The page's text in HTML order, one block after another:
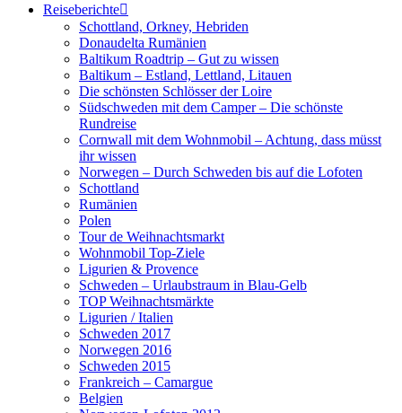
Reiseberichte
Schottland, Orkney, Hebriden
Donaudelta Rumänien
Baltikum Roadtrip – Gut zu wissen
Baltikum – Estland, Lettland, Litauen
Die schönsten Schlösser der Loire
Südschweden mit dem Camper – Die schönste
Rundreise
Cornwall mit dem Wohnmobil – Achtung, dass müsst
ihr wissen
Norwegen – Durch Schweden bis auf die Lofoten
Schottland
Rumänien
Polen
Tour de Weihnachtsmarkt
Wohnmobil Top-Ziele
Ligurien & Provence
Schweden – Urlaubstraum in Blau-Gelb
TOP Weihnachtsmärkte
Ligurien / Italien
Schweden 2017
Norwegen 2016
Schweden 2015
Frankreich – Camargue
Belgien